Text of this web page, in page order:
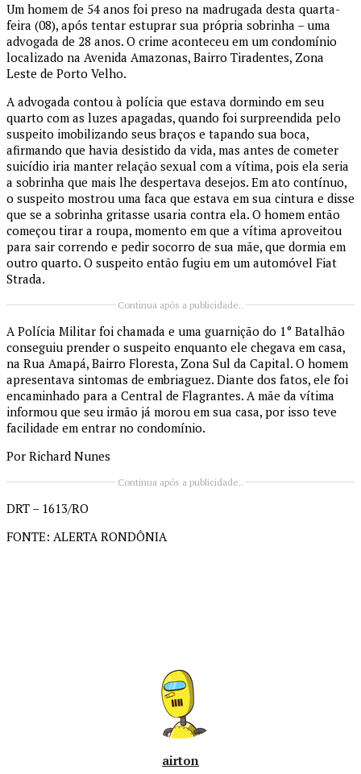
Um homem de 54 anos foi preso na madrugada desta quarta-
feira (08), após tentar estuprar sua própria sobrinha – uma
advogada de 28 anos. O crime aconteceu em um condomínio
localizado na Avenida Amazonas, Bairro Tiradentes, Zona
Leste de Porto Velho.
A advogada contou à polícia que estava dormindo em seu
quarto com as luzes apagadas, quando foi surpreendida pelo
suspeito imobilizando seus braços e tapando sua boca,
afirmando que havia desistido da vida, mas antes de cometer
suicídio iria manter relação sexual com a vítima, pois ela seria
a sobrinha que mais lhe despertava desejos. Em ato contínuo,
o suspeito mostrou uma faca que estava em sua cintura e disse
que se a sobrinha gritasse usaria contra ela. O homem então
começou tirar a roupa, momento em que a vítima aproveitou
para sair correndo e pedir socorro de sua mãe, que dormia em
outro quarto. O suspeito então fugiu em um automóvel Fiat
Strada.
Continua após a publicidade..
A Polícia Militar foi chamada e uma guarnição do 1° Batalhão
conseguiu prender o suspeito enquanto ele chegava em casa,
na Rua Amapá, Bairro Floresta, Zona Sul da Capital. O homem
apresentava sintomas de embriaguez. Diante dos fatos, ele foi
encaminhado para a Central de Flagrantes. A mãe da vítima
informou que seu irmão já morou em sua casa, por isso teve
facilidade em entrar no condomínio.
Por Richard Nunes
Continua após a publicidade..
DRT – 1613/RO
FONTE: ALERTA RONDÔNIA
airton